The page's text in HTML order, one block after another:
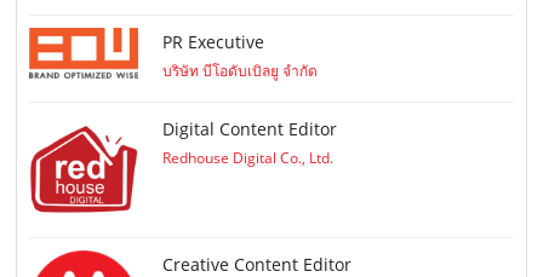
PR Executive
บริษัท บีโอดับเบิลยู จำกัด
Digital Content Editor
Redhouse Digital Co., Ltd.
Creative Content Editor